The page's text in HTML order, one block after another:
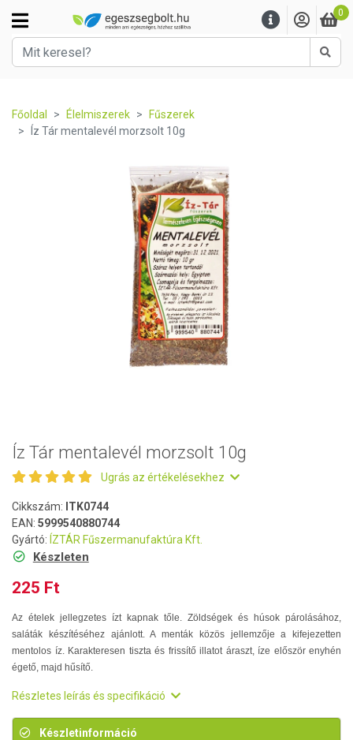
0
Főoldal Élelmiszerek
Fűszerek
Íz Tár mentalevél morzsolt 10g
Íz Tár mentalevél morzsolt 10g
Ugrás az értékelésekhez
Cikkszám: ITK0744
EAN: 5999540880744
Gyártó: ÍZTÁR Fűszermanufaktúra Kft.
Készleten
225 Ft
Az ételek jellegzetes ízt kapnak tőle. Zöldségek és húsok párolásához,
saláták készítéséhez ajánlott. A menták közös jellemzője a kifejezetten
mentolos íz. Karakteresen tiszta és frissítő illatot áraszt, íze először enyhén
égető, majd hűsítő.
Részletes leírás és specifikáció
Készletinformáció